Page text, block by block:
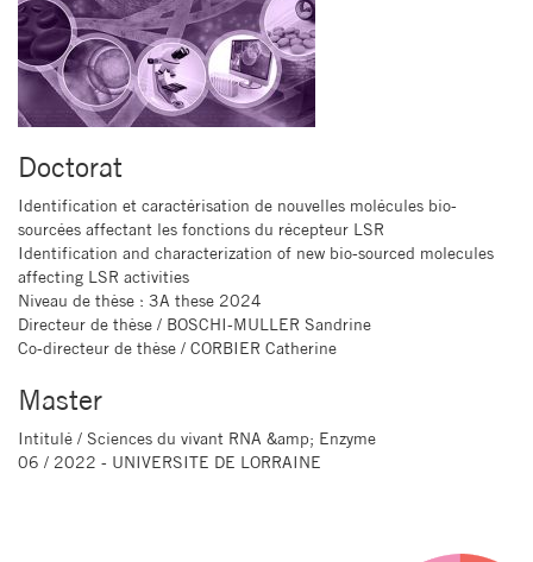
Doctorat
Identification et caractérisation de nouvelles molécules bio-
sourcées affectant les fonctions du récepteur LSR
Identification and characterization of new bio-sourced molecules
affecting LSR activities
Niveau de thèse : 3A these 2024
Directeur de thèse / BOSCHI-MULLER Sandrine
Co-directeur de thèse / CORBIER Catherine
Master
Intitulé / Sciences du vivant RNA &amp; Enzyme
06 / 2022 - UNIVERSITE DE LORRAINE